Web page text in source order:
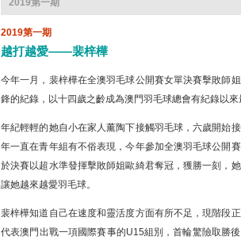
2019第一期
2019第一期
越打越愛——裴梓樺
今年一月，裴梓樺在全澳羽毛球公開賽女單決賽擊敗師
鋒的紀錄，以十四歲之齡成為澳門羽毛球總會有紀錄以來
年紀輕輕的她自小在家人薰陶下接觸羽毛球，六歲開始
年一直在青年組有不俗表現，今年參加全澳羽毛球公開
於決賽以超水準發揮擊敗師姐歐綺君奪冠，獲勝一刻，
讓她越來越愛羽毛球。
裴梓樺知道自己在速度和靈活度方面有所不足，現階段
代表澳門出戰一項國際賽事的U15組別，首輪驚險取勝